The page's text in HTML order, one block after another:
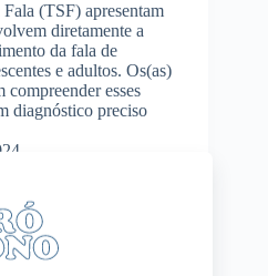
(TSF) apresentam
diretamente a
da fala de
e adultos. Os(as)
compreender esses
diagnóstico preciso